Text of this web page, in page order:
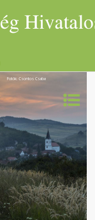
Fotók: Csontos Csaba